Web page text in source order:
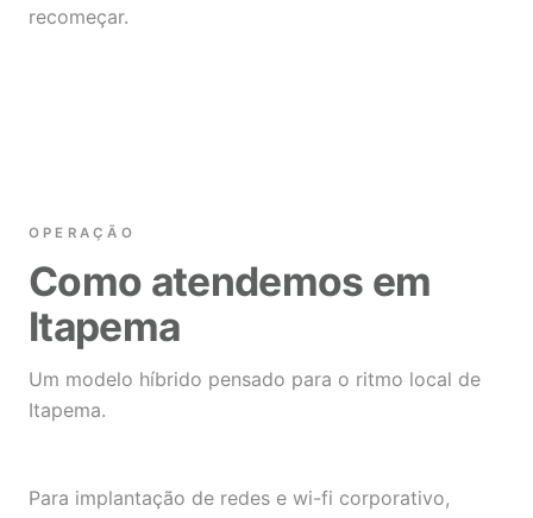
recomeçar.
OPERAÇÃO
Como atendemos em
Itapema
Um modelo híbrido pensado para o ritmo local de
Itapema.
Para implantação de redes e wi-fi corporativo,